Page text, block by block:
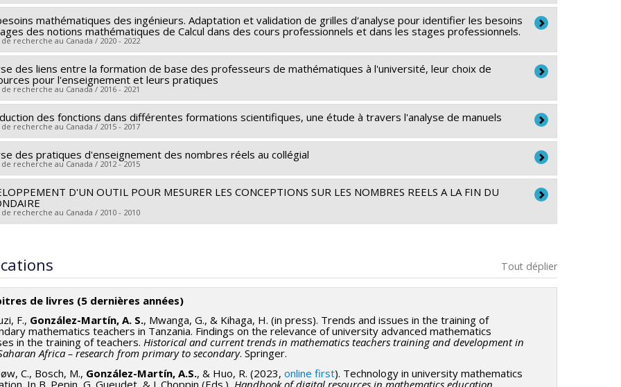
de subvention :PV153480-Subventions de développement Savoir
principal : Alejandro González-Martín
de financement :CRSH/Conseil de recherches en sciences humaines du Canada
de subvention :PVX20020-Subvention institutionnelle du CRSH - Subventions d'exploration
mathématiques des ingénieurs. Adaptation et validation de grilles d'analyse pour identifier les besoins
des notions mathématiques de Calcul dans des cours professionnels et dans les stages professionnels.
recherche au Canada / 2020 - 2022
principal :Alejandro González-Martín
de financement :CRSH/Conseil de recherches en sciences humaines du Canada
de subvention :PVX20020-Subvention institutionnelle du CRSH - Subventions d'exploration
des liens entre la formation de base des professeurs de mathématiques à l'université, leur choix de
pour l'enseignement et leurs pratiques
recherche au Canada / 2016 - 2021
principal : Alejandro González-Martín
de financement :CRSH/Conseil de recherches en sciences humaines du Canada
de subvention :PVXXXXXX-Subvention Savoir
des fonctions dans différentes formations scientifiques, une étude à travers l'analyse de manuels
recherche au Canada / 2015 - 2017
principal :Alejandro González-Martín
de financement :CRSH/Conseil de recherches en sciences humaines du Canada
de subvention :PVX20020-Subvention institutionnelle du CRSH - Subventions d'exploration
des pratiques d'enseignement des nombres réels au collégial
recherche au Canada / 2012 - 2015
principal : Alejandro González-Martín
de financement :CRSH/Conseil de recherches en sciences humaines du Canada
de subvention :PV153480-Subventions de développement Savoir
D'UN OUTIL POUR MESURER LES CONCEPTIONS SUR LES NOMBRES REELS A LA FIN DU
recherche au Canada / 2010 - 2010
Tout déplier
de livres (5 dernières années)
F., González-Martín, A. S., Mwanga, G., & Kihaga, H. (in press). Trends and issues in the training of
mathematics teachers in Tanzania. Findings on the relevance of university advanced mathematics
in the training of teachers. Historical and current trends in mathematics teachers training and development in
Africa – research from primary to secondary. Springer.
C., Bosch, M., González-Martín, A.S., & Huo, R. (2023, online first). Technology in university mathematics
In B. Pepin, G. Gueudet, & J. Choppin (Eds.), Handbook of digital resources in mathematics education.